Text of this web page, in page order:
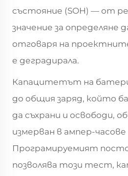
състояние (SOH) — от
значение за определяне
отговаря на
е деградирала.
Капацитетът на
до общия заряд, който
да съхрани и освободи,
измерван в ампер-часове
Програмируемият
позволява този тест,